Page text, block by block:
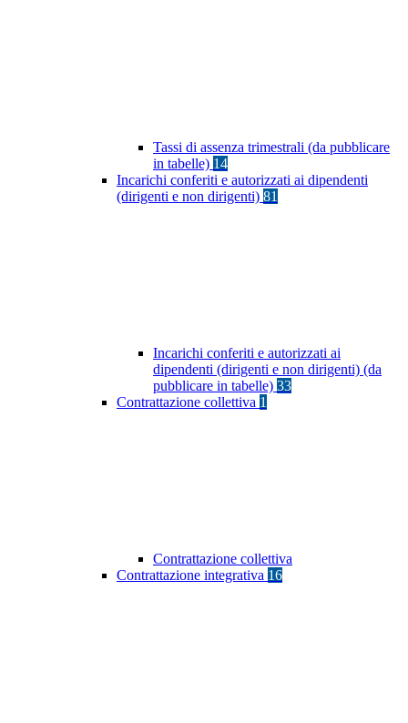
Tassi di assenza trimestrali (da pubblicare
in tabelle) 14
Incarichi conferiti e autorizzati ai dipendenti
(dirigenti e non dirigenti) 81
Incarichi conferiti e autorizzati ai
dipendenti (dirigenti e non dirigenti) (da
pubblicare in tabelle) 33
Contrattazione collettiva 1
Contrattazione collettiva
Contrattazione integrativa 16